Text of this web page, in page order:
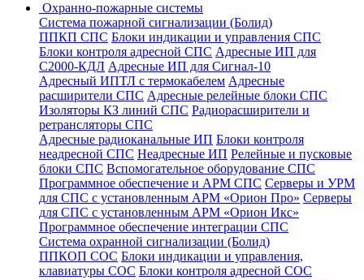
Охранно-пожарные системы
Система пожарной сигнализации (Болид)
ППКП СПС Блоки индикации и управления СПС
Блоки контроля адресной СПС Адресные ИП для
С2000-КДЛ Адресные ИП для Сигнал-10
Адресный ИПТЛ с термокабелем Адресные
расширители СПС Адресные релейные блоки СПС
Изоляторы КЗ линий СПС Радиорасширители и
ретрансляторы СПС
Адресные радиоканальные ИП Блоки контроля
неадресной СПС Неадресные ИП Релейные и пусковые
блоки СПС Вспомогательное оборудование СПС
Программное обеспечение и АРМ СПС Серверы и УРМ
для СПС с установленным АРМ «Орион Про» Серверы
для СПС с установленным АРМ «Орион Икс»
Программное обеспечение интеграции СПС
Система охранной сигнализации (Болид)
ППКОП СОС Блоки индикации и управления,
клавиатуры СОС Блоки контроля адресной СОС